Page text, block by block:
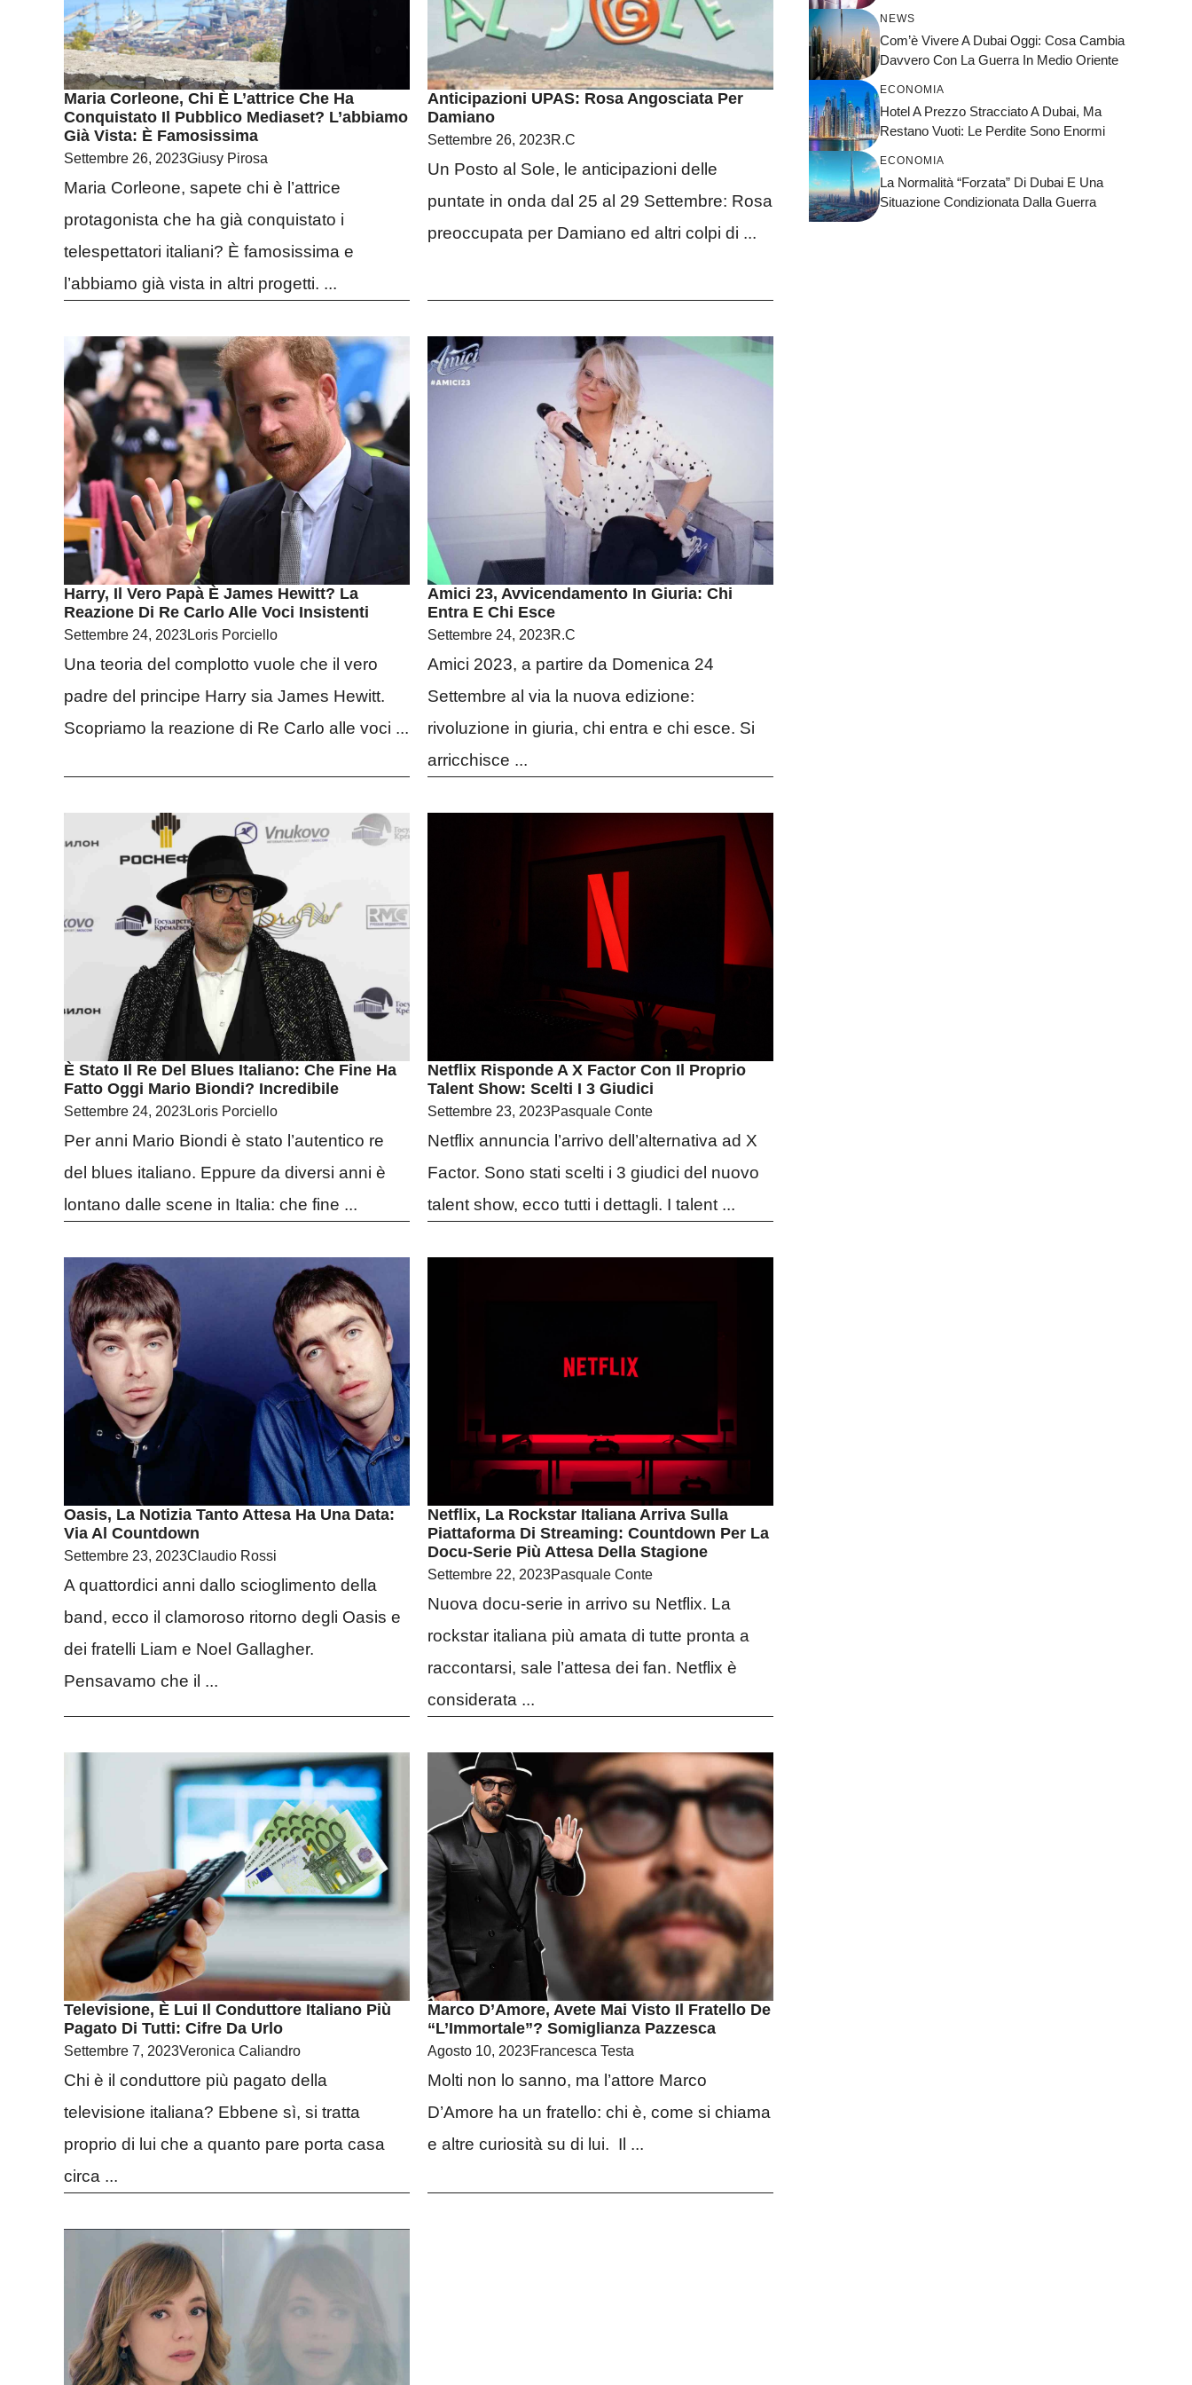
Maria Corleone, Chi È L’attrice Che Ha
Conquistato Il Pubblico Mediaset? L’abbiamo
Già Vista: È Famosissima
Settembre 26, 2023Giusy Pirosa
Maria Corleone, sapete chi è l’attrice
protagonista che ha già conquistato i
telespettatori italiani? È famosissima e
l’abbiamo già vista in altri progetti. ...
Anticipazioni UPAS: Rosa Angosciata Per
Damiano
Settembre 26, 2023R.C
Un Posto al Sole, le anticipazioni delle
puntate in onda dal 25 al 29 Settembre: Rosa
preoccupata per Damiano ed altri colpi di ...
Harry, Il Vero Papà È James Hewitt? La
Reazione Di Re Carlo Alle Voci Insistenti
Settembre 24, 2023Loris Porciello
Una teoria del complotto vuole che il vero
padre del principe Harry sia James Hewitt.
Scopriamo la reazione di Re Carlo alle voci ...
Amici 23, Avvicendamento In Giuria: Chi
Entra E Chi Esce
Settembre 24, 2023R.C
Amici 2023, a partire da Domenica 24
Settembre al via la nuova edizione:
rivoluzione in giuria, chi entra e chi esce. Si
arricchisce ...
È Stato Il Re Del Blues Italiano: Che Fine Ha
Fatto Oggi Mario Biondi? Incredibile
Settembre 24, 2023Loris Porciello
Per anni Mario Biondi è stato l’autentico re
del blues italiano. Eppure da diversi anni è
lontano dalle scene in Italia: che fine ...
Netflix Risponde A X Factor Con Il Proprio
Talent Show: Scelti I 3 Giudici
Settembre 23, 2023Pasquale Conte
Netflix annuncia l’arrivo dell’alternativa ad X
Factor. Sono stati scelti i 3 giudici del nuovo
talent show, ecco tutti i dettagli. I talent ...
Oasis, La Notizia Tanto Attesa Ha Una Data:
Via Al Countdown
Settembre 23, 2023Claudio Rossi
A quattordici anni dallo scioglimento della
band, ecco il clamoroso ritorno degli Oasis e
dei fratelli Liam e Noel Gallagher.
Pensavamo che il ...
Netflix, La Rockstar Italiana Arriva Sulla
Piattaforma Di Streaming: Countdown Per La
Docu-Serie Più Attesa Della Stagione
Settembre 22, 2023Pasquale Conte
Nuova docu-serie in arrivo su Netflix. La
rockstar italiana più amata di tutte pronta a
raccontarsi, sale l’attesa dei fan. Netflix è
considerata ...
Televisione, È Lui Il Conduttore Italiano Più
Pagato Di Tutti: Cifre Da Urlo
Settembre 7, 2023Veronica Caliandro
Chi è il conduttore più pagato della
televisione italiana? Ebbene sì, si tratta
proprio di lui che a quanto pare porta casa
circa ...
Marco D’Amore, Avete Mai Visto Il Fratello De
“L’Immortale”? Somiglianza Pazzesca
Agosto 10, 2023Francesca Testa
Molti non lo sanno, ma l’attore Marco
D’Amore ha un fratello: chi è, come si chiama
e altre curiosità su di lui. Il ...
NEWS
Com’è Vivere A Dubai Oggi: Cosa Cambia
Davvero Con La Guerra In Medio Oriente
ECONOMIA
Hotel A Prezzo Stracciato A Dubai, Ma
Restano Vuoti: Le Perdite Sono Enormi
ECONOMIA
La Normalità “forzata” Di Dubai E Una
Situazione Condizionata Dalla Guerra